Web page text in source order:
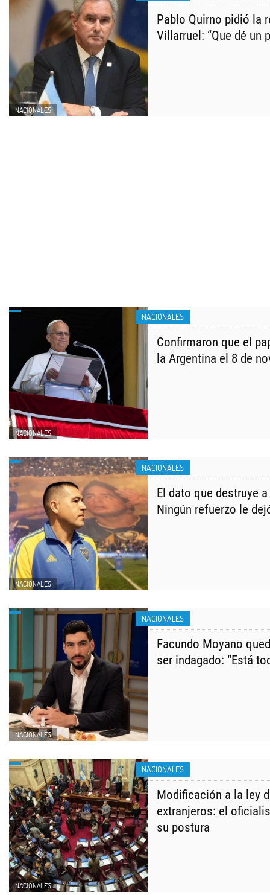
NACIONALES
Pablo Quirno pidió la
Villarruel: “Que dé un
NACIONALES
NACIONALES
Confirmaron que el
la Argentina el 8 de
NACIONALES
NACIONALES
El dato que destruye
Ningún refuerzo le
NACIONALES
NACIONALES
Facundo Moyano
ser indagado: “Está
NACIONALES
NACIONALES
Modificación a la ley
extranjeros: el
su postura